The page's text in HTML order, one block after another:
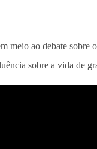
meio ao debate
sobre a vida de